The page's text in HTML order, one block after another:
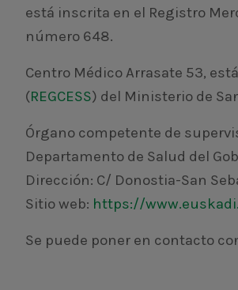
está inscrita en el Registro
número 648.
Centro Médico Arrasate 53,
(REGCESS) del Ministerio de
Órgano competente de
Departamento de Salud del
Dirección: C/ Donostia-San
Sitio web: https://
Se puede poner en contacto